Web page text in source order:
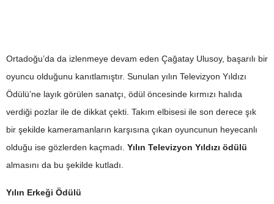
Ortadoğu’da da izlenmeye devam eden Çağatay Ulusoy, başarılı bir
oyuncu olduğunu kanıtlamıştır. Sunulan yılın Televizyon Yıldızı
Ödülü’ne layık görülen sanatçı, ödül öncesinde kırmızı halıda
verdiği pozlar ile de dikkat çekti. Takım elbisesi ile son derece şık
bir şekilde kameramanların karşısına çıkan oyuncunun heyecanlı
olduğu ise gözlerden kaçmadı. Yılın Televizyon Yıldızı ödülü
almasını da bu şekilde kutladı.
Yılın Erkeği Ödülü